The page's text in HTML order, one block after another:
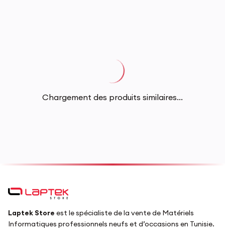
Chargement des produits similaires...
Laptek Store est le spécialiste de la vente de Matériels
Informatiques professionnels neufs et d’occasions en Tunisie.